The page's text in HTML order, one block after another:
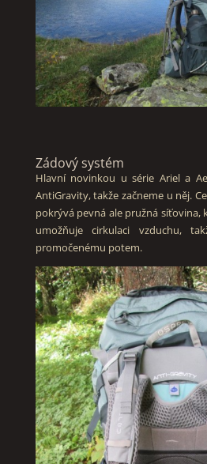
Zádový systém
Hlavní novinkou u série Ariel a
AntiGravity, takže začneme u něj.
pokrývá pevná ale pružná síťovina,
umožňuje cirkulaci vzduchu,
promočenému potem.